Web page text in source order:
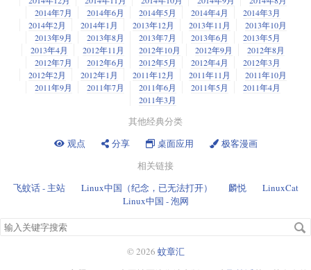
入“net.ifnames=0”到GRUBCMDLINE LINUX变量来实现的。
件系统。RHEL 6默认使用ext4，尽管它有XFS选项。红帽子的竞争对手Suse
Linux也支持XFS ，尽管它安装时默认使用ext3。
非常不幸的是，没有真正的方法可以将RHEL目前使用的其他文件系统，比
如ext4或者btrfs移植到XFS。只能备份然后重建（来进行移植）。
4. 兼容微软的身份管理
重。RHEL 7添加了两个关键的特性以优化处理微软目录服务（AD）的方
式。跨域认证现在可以在RHEL 7和微软目录服务之间建立，所以目录服务
用户可以直接访问Linux侧的资源，不需要再进行一次登录。RHEL 7另一个
目录服务相关的附加特性，是基于DNS信息自动发现和加入目录服务（或者
5. 性能监控（PCP：Performance Co-Pilot）
进行性能调整的时候看不到实时数据就像是开着一辆挡风玻璃被刷上了油
)，PCP最初由Silicon Graphics International（硅谷图形）
2014年7月
2014年6月 2014年5月 2014年4月
2014年3月
2014年2月
2014年1月 2013年12月 2013年11月
2013年10月
2013年9月
2013年8月 2013年7月 2013年6月
2013年5月
2013年4月
2012年11月 2012年10月 2012年9月
2012年8月
2012年7月
2012年6月 2012年5月 2012年4月
2012年3月
2012年2月
2012年1月 2011年12月 2011年11月
2011年10月
2011年9月
2011年7月 2011年6月 2011年5月
2011年4月
2011年3月
其他经典分类
观点
分享 桌面应用
极客漫画
相关链接
飞蚊话 - 主站
Linux中国（纪念，已无法打开） 麟悦
LinuxCat
Linux中国 - 泡网
搜
© 2026 蚊章汇